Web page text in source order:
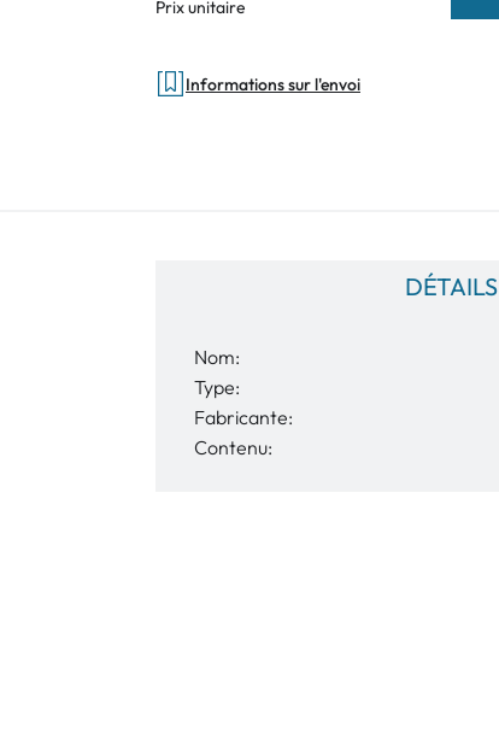
Prix unitaire
Informations sur l'envoi
DÉTAILS
Nom:
Type:
Fabricante:
Contenu: